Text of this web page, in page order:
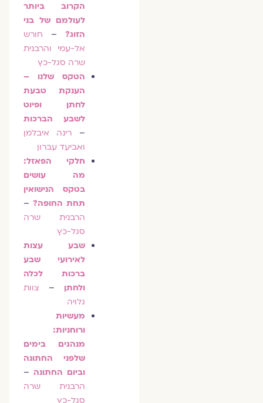
הקרוב ביותר
לעולמם של בני
הזוג?–
חורש
אל-עמי
והרבנית
שרה סגל-כץ
הטקס שלנו –
הענקת טבעת
לחתן ופיוט
לשבע הברכות
–
רינה איבלמן
ואביעד עברון
חלקי הפאזל:
מה עושים
בטקס הנישואין
תחת החופה?–
הרבנית שרה
סגל-כץ
שבע עצות
לאירועי שבע
ברכות לכלה
ולחתן–
צוות
גלויה
מעשיות
ורוחניות:
מנהגים בימים
שלפני החתונה
וביום החתונה–
הרבנית שרה
סגל-כץ